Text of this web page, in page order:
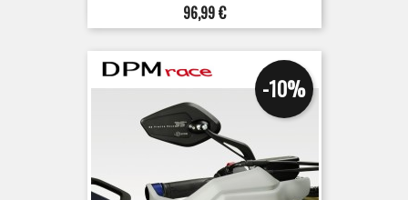
Preis
96,99 €
-10%